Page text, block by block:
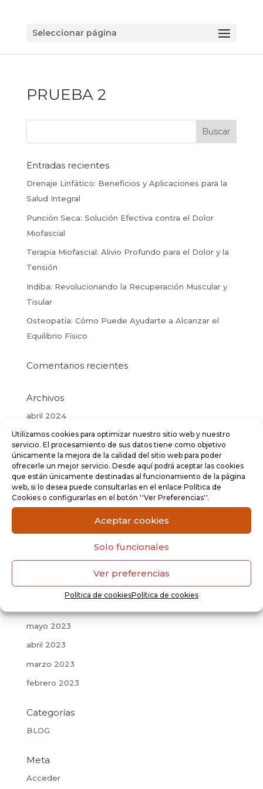
Utilizamos cookies para optimizar nuestro sitio web y nuestro
servicio. El procesamiento de sus datos tiene como objetivo
únicamente la mejora de la calidad del sitio web para poder
ofrecerle un mejor servicio. Desde aquí podrá aceptar las cookies
que están únicamente destinadas al funcionamiento de la página
web, si lo desea puede consultarlas en el enlace Política de
Cookies o configurarlas en el botón ''Ver Preferencias''.
Aceptar cookies
Solo funcionales
Ver preferencias
Política de cookiesPolítica de cookies
Seleccionar página
PRUEBA 2
Entradas recientes
Drenaje Linfático: Beneficios y Aplicaciones para la
Salud Integral
Punción Seca: Solución Efectiva contra el Dolor
Miofascial
Terapia Miofascial: Alivio Profundo para el Dolor y la
Tensión
Indiba: Revolucionando la Recuperación Muscular y
Tisular
Osteopatía: Cómo Puede Ayudarte a Alcanzar el
Equilibrio Físico
Comentarios recientes
Archivos
abril 2024
marzo 2024
febrero 2024
enero 2024
diciembre 2023
septiembre 2023
julio 2023
mayo 2023
abril 2023
marzo 2023
febrero 2023
Categorías
BLOG
Meta
Acceder